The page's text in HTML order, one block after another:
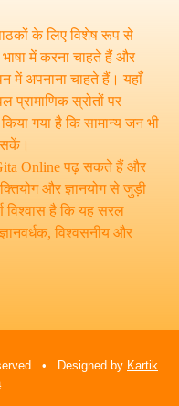
के लिए विशेष रूप से
में करना चाहते हैं और
में अपनाना चाहते हैं। यहाँ
प्रामाणिक स्रोतों पर
गया है कि सामान्य जन भी
सकें।
Online पढ़ सकते हैं और
और ज्ञानयोग से जुड़ी
विश्वास है कि यह सरल
विश्वसनीय और
• Designed by Kartik